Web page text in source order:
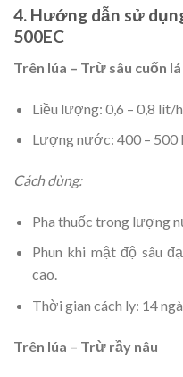
4. Hướng dẫn sử
500EC
Trên lúa – Trừ sâu cuốn lá
Liều lượng: 0,6 – 0,8 lít/
Lượng nước: 400 – 500
Cách dùng:
Pha thuốc trong lượng
Phun khi mật độ sâu
cao.
Thời gian cách ly: 14
Trên lúa – Trừ rầy nâu